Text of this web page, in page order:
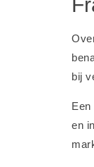
bij
Een
en